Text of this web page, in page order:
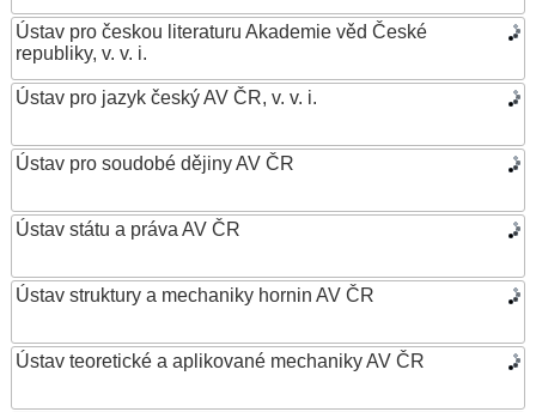
Ústav pro českou literaturu Akademie věd České
republiky, v. v. i.
Ústav pro jazyk český AV ČR, v. v. i.
Ústav pro soudobé dějiny AV ČR
Ústav státu a práva AV ČR
Ústav struktury a mechaniky hornin AV ČR
Ústav teoretické a aplikované mechaniky AV ČR